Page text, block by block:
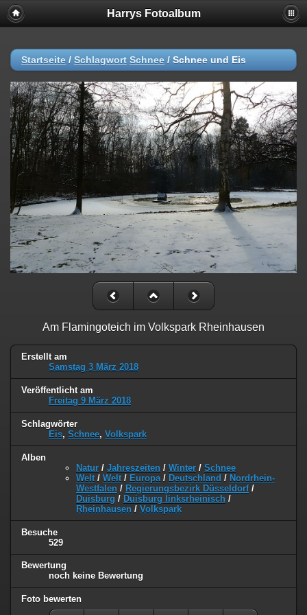
Harrys Fotoalbum
Startseite / Schlagwort Schnee / Schnee und Eis
Am Flamingoteich im Volkspark Rheinhausen
Erstellt am
Samstag 3 März 2018
Veröffentlicht am
Freitag 9 März 2018
Schlagwörter
Eis, Schnee, Volkspark
Alben
Natur / Jahreszeiten / Winter / Schnee
Welt / Welt / Europa / Deutschland / Nordrhein-
Westfalen / Regierungsbezirk Düsseldorf/
Duisburg / Duisburg linksrheinisch /
Rheinhausen / Volkspark
Besuche
529
Bewertung
noch keine Bewertung
Foto bewerten